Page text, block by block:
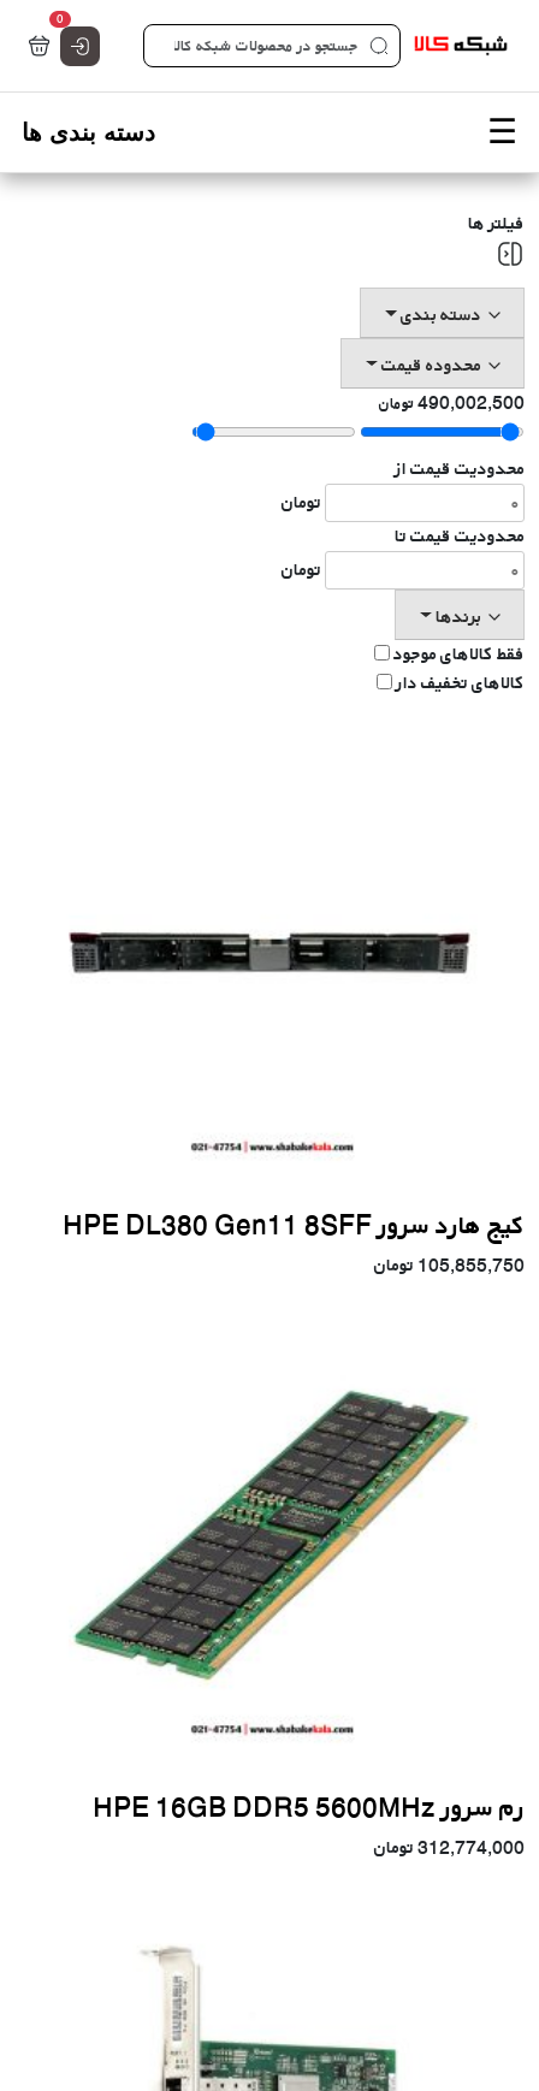
صفحه اصلی شبکه کالا - فروشگاه تخصصی قطعات شبکه
0تعداد
فیلتر ها
دسته بندی
محدوده قیمت
490,002,500تومان
محدودیت قیمت از
تومان
محدودیت قیمت تا
تومان
برندها
فقط کالاهای موجود
کالاهای تخفیف دار
کیج هارد سرور HPE DL380 Gen11 8SFF
105,855,750 تومان
رم سرور HPE 16GB DDR5 5600MHz
312,774,000تومان